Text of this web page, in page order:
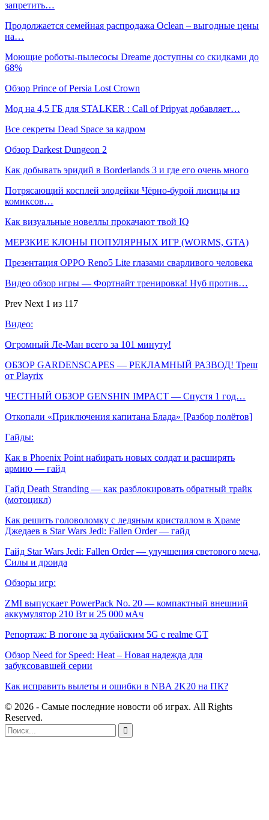
запретить…
Продолжается семейная распродажа Oclean – выгодные цены
на…
Моющие роботы-пылесосы Dreame доступны со скидками до
68%
Обзор Prince of Persia Lost Crown
Мод на 4,5 ГБ для STALKER : Call of Pripyat добавляет…
Все секреты Dead Space за кадром
Обзор Darkest Dungeon 2
Как добывать эридий в Borderlands 3 и где его очень много
Потрясающий косплей злодейки Чёрно-бурой лисицы из
комиксов…
Как визуальные новеллы прокачают твой IQ
МЕРЗКИЕ КЛОНЫ ПОПУЛЯРНЫХ ИГР (WORMS, GTA)
Презентация OPPO Reno5 Lite глазами сварливого человека
Видео обзор игры — Фортнайт тренировка! Нуб против…
Prev Next 1 из 117
Видео:
Огромный Ле-Ман всего за 101 минуту!
ОБЗОР GARDENSCAPES — РЕКЛАМНЫЙ РАЗВОД! Треш
от Playrix
ЧЕСТНЫЙ ОБЗОР GENSHIN IMPACT — Спустя 1 год…
Откопали «Приключения капитана Блада» [Разбор полётов]
Гайды:
Как в Phoenix Point набирать новых солдат и расширять
армию — гайд
Гайд Death Stranding — как разблокировать обратный трайк
(мотоцикл)
Как решить головоломку с ледяным кристаллом в Храме
Джедаев в Star Wars Jedi: Fallen Order — гайд
Гайд Star Wars Jedi: Fallen Order — улучшения светового меча,
Силы и дроида
Обзоры игр:
ZMI выпускает PowerPack No. 20 — компактный внешний
аккумулятор 210 Вт и 25 000 мАч
Репортаж: В погоне за дубайским 5G с realme GT
Обзор Need for Speed: Heat – Новая надежда для
забуксовавшей серии
Как исправить вылеты и ошибки в NBA 2K20 на ПК?
© 2026 - Самые последние новости об играх. All Rights
Reserved.